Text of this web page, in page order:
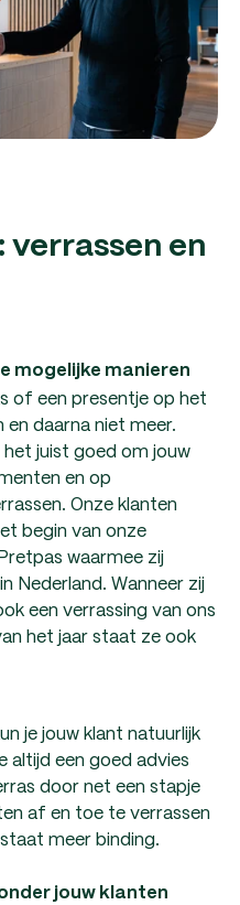
verrassen en
mogelijke manieren
of een presentje op het
daarna niet meer.
juist goed om jouw
en op
Onze klanten
begin van onze
waarmee zij
Nederland. Wanneer zij
een verrassing van ons
het jaar staat ze ook
je jouw klant natuurlijk
altijd een goed advies
door net een stapje
af en toe te verrassen
meer binding.
jouw klanten